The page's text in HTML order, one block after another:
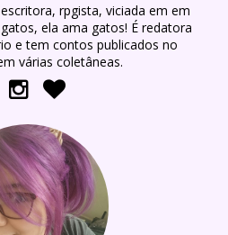
rpgista, viciada em em
ela ama gatos! É redatora
e tem contos publicados no
várias coletâneas.